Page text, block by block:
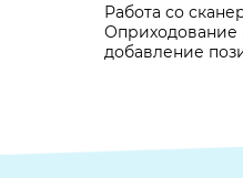
Работа со
Оприходование
добавление